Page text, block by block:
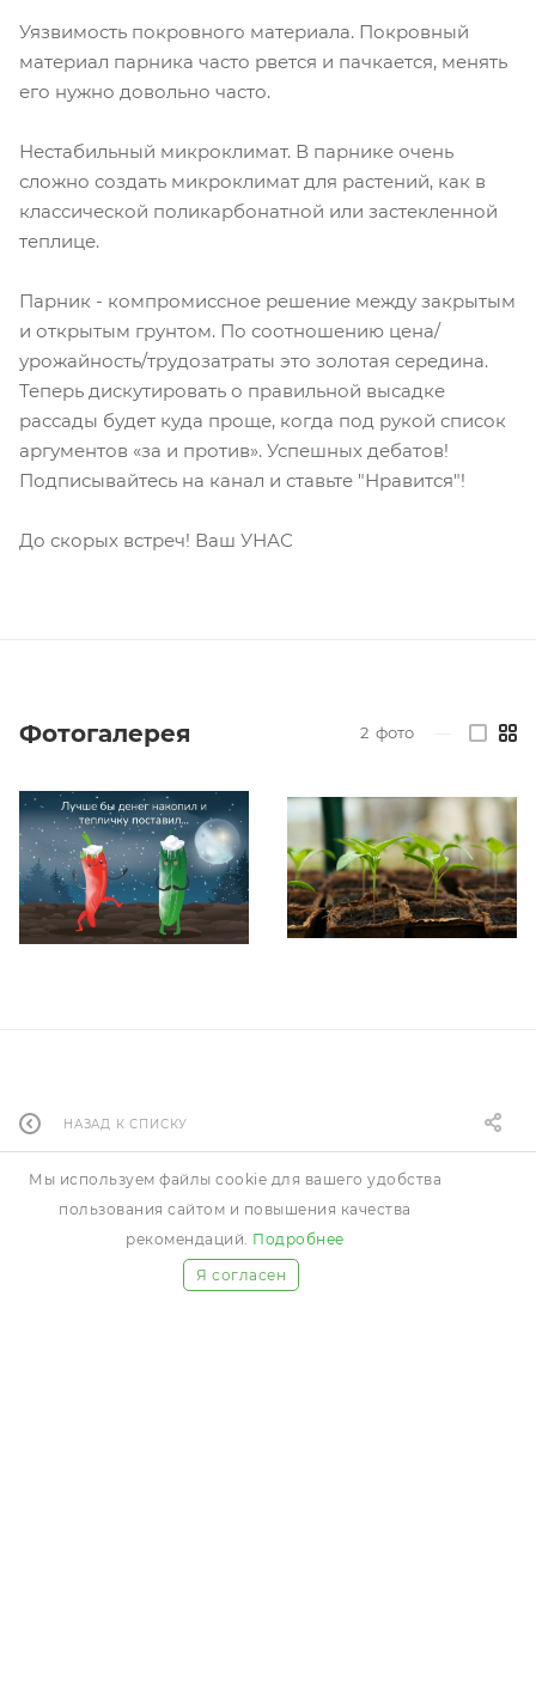
Уязвимость покровного материала. Покровный
материал парника часто рвется и пачкается, менять
его нужно довольно часто.
Нестабильный микроклимат. В парнике очень
сложно создать микроклимат для растений, как в
классической поликарбонатной или застекленной
теплице.
Парник - компромиссное решение между закрытым
и открытым грунтом. По соотношению цена/
урожайность/трудозатраты это золотая середина.
Теперь дискутировать о правильной высадке
рассады будет куда проще, когда под рукой список
аргументов «за и против». Успешных дебатов!
Подписывайтесь на канал и ставьте "Нравится"!
До скорых встреч! Ваш УНАС
Фотогалерея 2 фото
НАЗАД К СПИСКУ
О КОМПАНИИ
Мы используем файлы cookie для вашего удобства
пользования сайтом и повышения качества
рекомендаций. Подробнее
Я согласен